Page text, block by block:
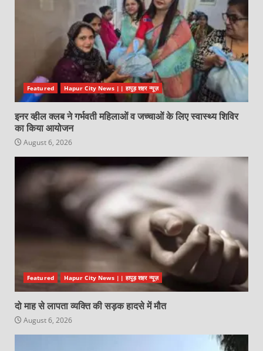
Featured Hapur City News || हापुड़ शहर न्यूज़
इनर व्हील क्लब ने गर्भवती महिलाओं व जच्चाओं के लिए स्वास्थ्य शिविर
का किया आयोजन
August 6, 2026
Featured Hapur City News || हापुड़ शहर न्यूज़
दो माह से लापता व्यक्ति की सड़क हादसे में मौत
August 6, 2026